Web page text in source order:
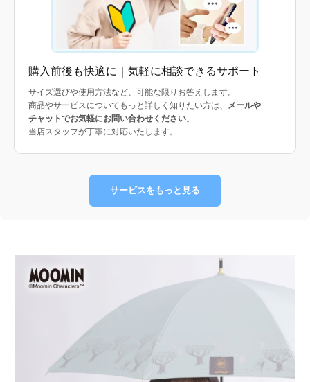
購入前後も快適に｜気軽に相談できるサポート
サイズ選びや使用方法など、可能な限りお答えします。
商品やサービスについてもっと詳しく知りたい方は、 メールや
チャットでお気軽にお問い合わせください。
当店スタッフが丁寧に対応いたします。
サービスをもっと見る